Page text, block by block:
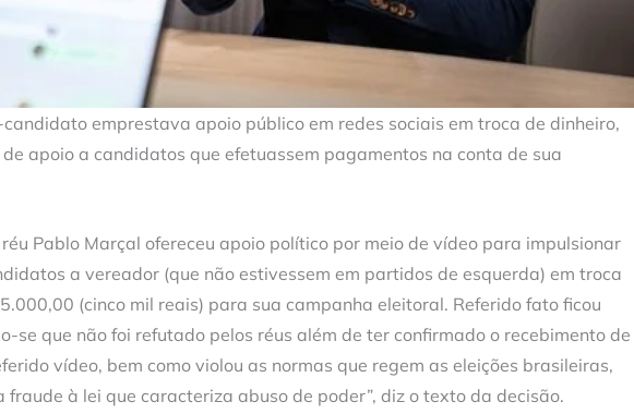
candidato emprestava apoio público em redes sociais em troca de dinheiro,
apoio a candidatos que efetuassem pagamentos na conta de sua
Pablo Marçal ofereceu apoio político por meio de vídeo para impulsionar
a vereador (que não estivessem em partidos de esquerda) em troca
(cinco mil reais) para sua campanha eleitoral. Referido fato ficou
se que não foi refutado pelos réus além de ter confirmado o recebimento de
vídeo, bem como violou as normas que regem as eleições brasileiras,
fraude à lei que caracteriza abuso de poder”, diz o texto da decisão.